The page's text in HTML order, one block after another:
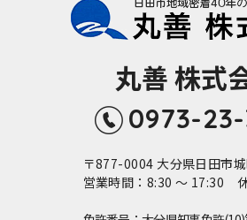
丸善 株式
0973-23-
〒877-0004 大分県日田市
営業時間：8:30 ～ 17:30